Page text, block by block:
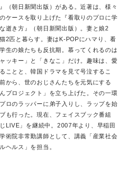
（朝日新聞出版）がある。近著は、様々
ケースを取り上げた『看取りのプロに学
逝き方』（朝日新聞出版）。妻と娘2
2匹と暮らす。妻はK-POPにハマり、看
生の娘たちも反抗期。慕ってくれるのは
ッキー」と「きなこ」だけ。趣味は、愛
ことと、韓国ドラマを見て号泣するこ
から、世のおじさんたちを元気にする
んプロジェクト」を立ち上げた。その一環
ロのラッパーに弟子入りし、ラップを始
も行った。現在、フェイスブック番組
じLIVE」を継続中。2007年より、早稲田
術院非常勤講師として、講義「産業社会
ヘルス」を担当。